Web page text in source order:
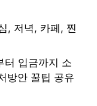
, 저녁, 카페, 찐
터 입금까지 소
방안 꿀팁 공유